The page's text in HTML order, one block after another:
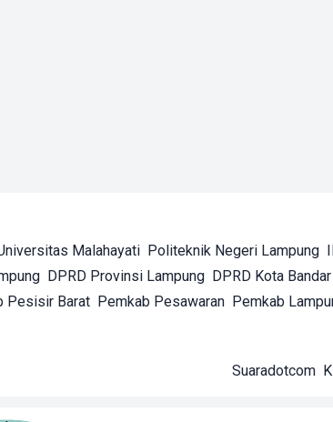
Malahayati Politeknik Negeri Lampung
DPRD Provinsi Lampung DPRD Kota
Pesisir Barat Pemkab Pesawaran Pemkab
Suaradotcom